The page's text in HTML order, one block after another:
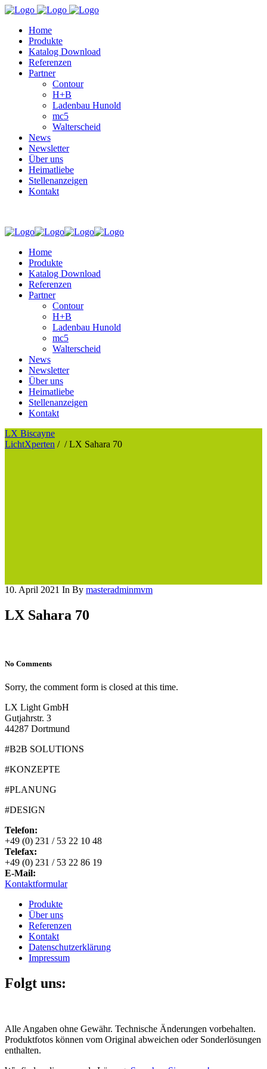
Home
Produkte
Katalog Download
Referenzen
Partner
Contour
H+B
Ladenbau Hunold
mc5
Walterscheid
News
Newsletter
Über uns
Heimatliebe
Stellenanzeigen
Kontakt
Home
Produkte
Katalog Download
Referenzen
Partner
Contour
H+B
Ladenbau Hunold
mc5
Walterscheid
News
Newsletter
Über uns
Heimatliebe
Stellenanzeigen
Kontakt
LX Biscayne
LichtXperten / /LX Sahara 70
10. April 2021 In By masteradminmvm
LX Sahara 70
No Comments
Sorry, the comment form is closed at this time.
LX Light GmbH
Gutjahrstr. 3
44287 Dortmund
#B2B SOLUTIONS
#KONZEPTE
#PLANUNG
#DESIGN
Telefon:
+49 (0) 231 / 53 22 10 48
Telefax:
+49 (0) 231 / 53 22 86 19
E-Mail:
Kontaktformular
Produkte
Über uns
Referenzen
Kontakt
Datenschutzerklärung
Impressum
Folgt uns:
Alle Angaben ohne Gewähr. Technische Änderungen vorbehalten.
Produktfotos können vom Original abweichen oder Sonderlösungen
enthalten.